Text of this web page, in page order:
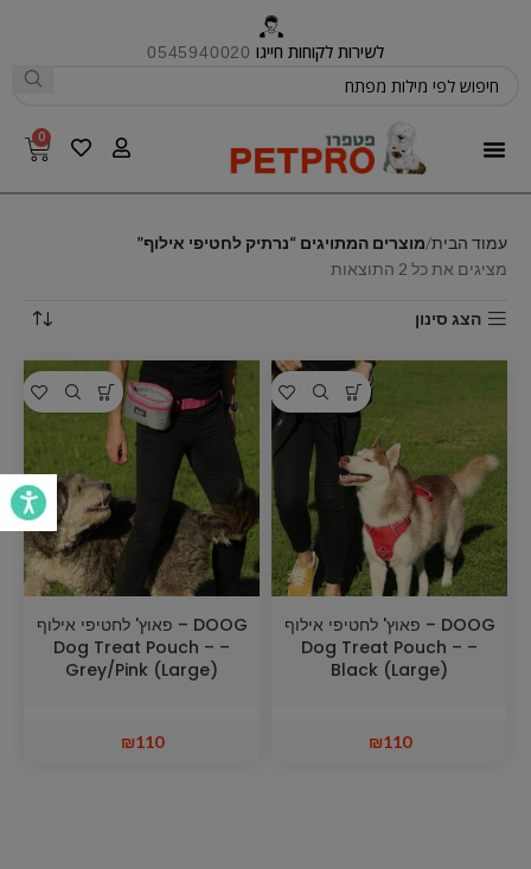
לשירות לקוחות חייגו 0545940020
0
עמוד הבית מוצרים המתויגים “נרתיק לחטיפי אילוף”
מציגים את כל ⁦2⁩ התוצאות
הצג סינון
DOOG – פאוץ' לחטיפי אילוף
– Dog Treat Pouch –
Black (Large)
₪110
DOOG – פאוץ' לחטיפי אילוף
– Dog Treat Pouch –
Grey/Pink (Large)
₪110